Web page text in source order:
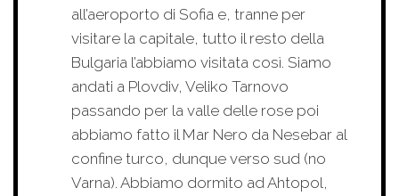
all’aeroporto di Sofia e, tranne per
visitare la capitale, tutto il resto della
Bulgaria l’abbiamo visitata così. Siamo
andati a Plovdiv, Veliko Tarnovo
passando per la valle delle rose poi
abbiamo fatto il Mar Nero da Nesebar al
confine turco, dunque verso sud (no
Varna). Abbiamo dormito ad Ahtopol,